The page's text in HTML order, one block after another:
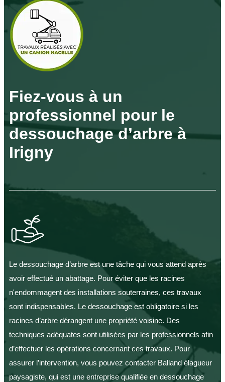
Fiez-vous à un
professionnel pour le
dessouchage d’arbre à
Irigny
Le dessouchage d’arbre est une tâche qui vous attend après
avoir effectué un abattage. Pour éviter que les racines
n'endommagent des installations souterraines, ces travaux
sont indispensables. Le dessouchage est obligatoire si les
racines d’arbre dérangent une propriété voisine. Des
techniques adéquates sont utilisées par les professionnels afin
d’effectuer les opérations concernant ces travaux. Pour
assurer l’intervention, vous pouvez contacter Balland élagueur
paysagiste, qui est une entreprise qualifiée en dessouchage